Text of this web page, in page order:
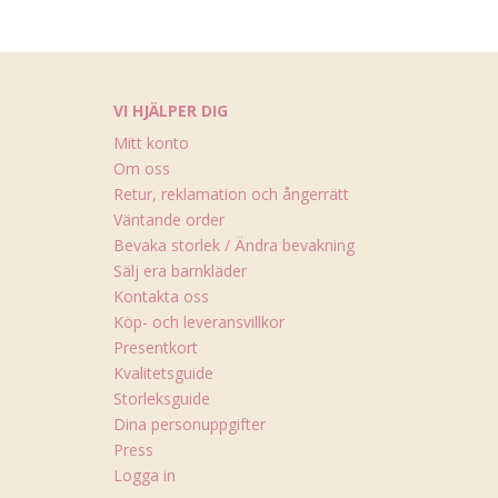
VI HJÄLPER DIG
Mitt konto
Om oss
Retur, reklamation och ångerrätt
Väntande order
Bevaka storlek / Ändra bevakning
Sälj era barnkläder
Kontakta oss
Köp- och leveransvillkor
Presentkort
Kvalitetsguide
Storleksguide
Dina personuppgifter
Press
Logga in